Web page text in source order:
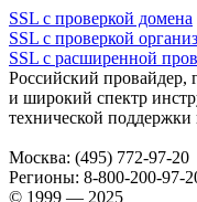
SSL с проверкой домена
SSL с проверкой
SSL с расширенной
Российский
и широкий спектр
технической поддержки
Москва: (495) 772-97-20
Регионы: 8-800-200-97-
© 1999 — 2025